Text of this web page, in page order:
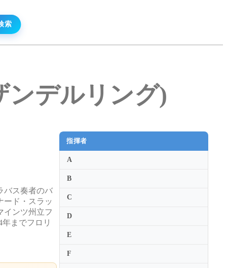
ンデルリング)
バス奏者のバ
ード・スラッ
インツ州立フ
年までフロリ
指揮者
A
B
C
D
E
F